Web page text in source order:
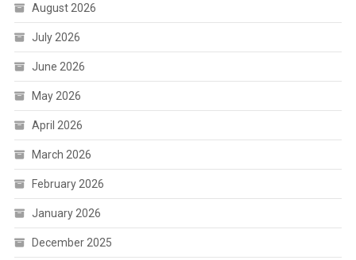
August 2026
July 2026
June 2026
May 2026
April 2026
March 2026
February 2026
January 2026
December 2025